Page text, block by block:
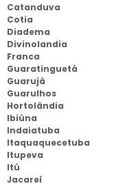
Catanduva
Cotia
Diadema
Divinolandia
Franca
Guaratinguetá
Guarujá
Guarulhos
Hortolândia
Ibiúna
Indaiatuba
Itaquaquecetuba
Itupeva
Itú
Jacareí